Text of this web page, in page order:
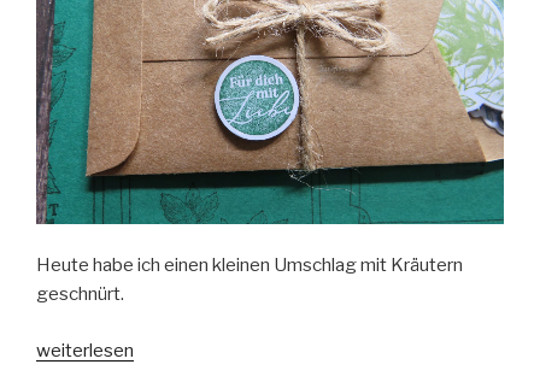
Heute habe ich einen kleinen Umschlag mit Kräutern
geschnürt.
„Kreative
weiterlesen